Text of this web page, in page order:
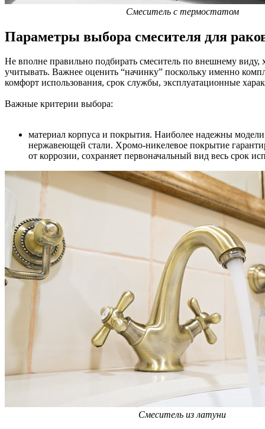
Смеситель с термостатом
Параметры выбора смесителя для
Не вполне правильно подбирать смеситель по внешнему виду,
учитывать. Важнее оценить “начинку” поскольку именно
комфорт использования, срок службы, эксплуатационные
Важные критерии выбора:
материал корпуса и покрытия. Наиболее надежны
нержавеющей стали. Хромо-никелевое покрытие
от коррозии, сохраняет первоначальный вид весь срок
Смеситель из латуни